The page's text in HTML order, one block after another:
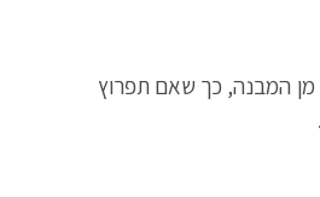
מן המבנה, כך שאם תפרוץ